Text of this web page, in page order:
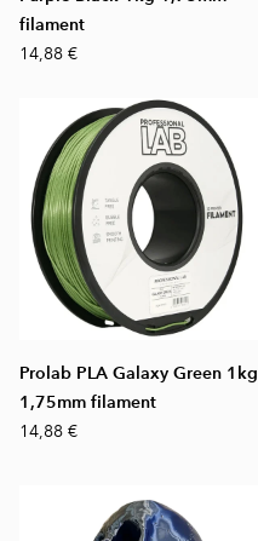
filament
14,88 €
Prolab PLA Galaxy Green 1kg
1,75mm filament
14,88 €